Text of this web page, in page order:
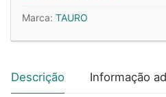
Sortido
(2785)
Marca: TAURO
Descrição Informação